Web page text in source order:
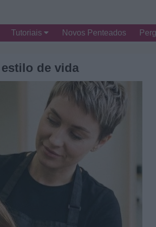
Tutoriais Novos Penteados
de vida